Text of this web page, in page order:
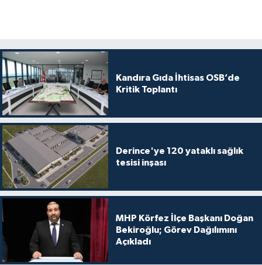
Kandıra Gıda İhtisas OSB’de
Kritik Toplantı
Derince'ye 120 yataklı sağlık
tesisi inşası
MHP Körfez İlçe Başkanı Doğan
Bekiroğlu; Görev Dağılımını
Açıkladı